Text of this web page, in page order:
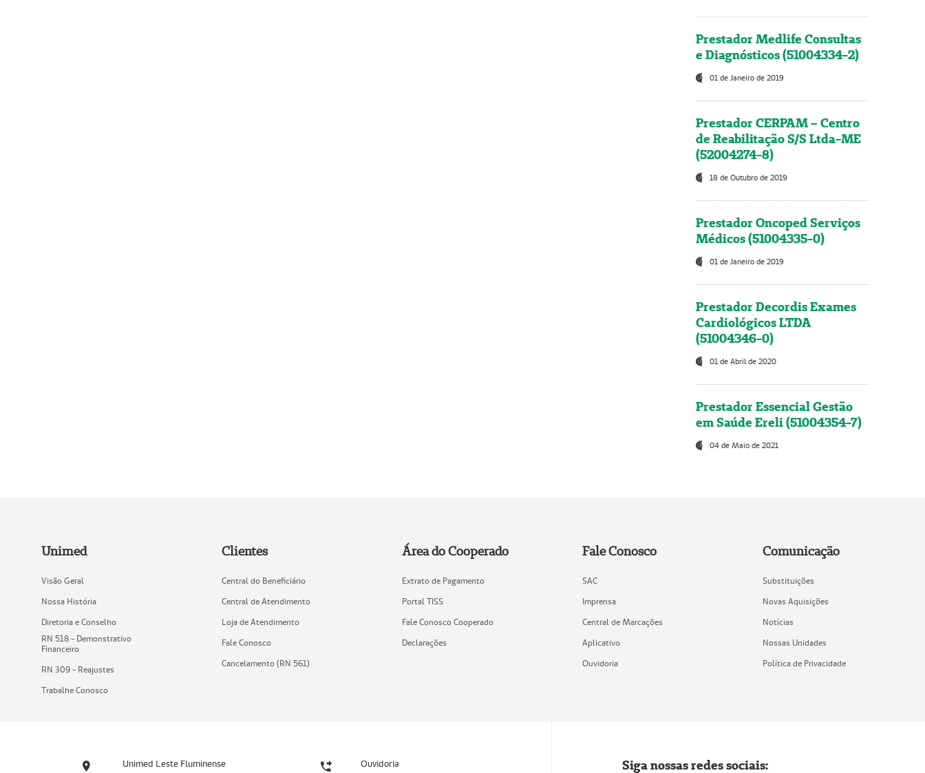
Prestador Medlife Consultas
e Diagnósticos (51004334-2)
01 de Janeiro de 2019
Prestador CERPAM – Centro
de Reabilitação S/S Ltda-ME
(52004274-8)
18 de Outubro de 2019
Prestador Oncoped Serviços
Médicos (51004335-0)
01 de Janeiro de 2019
Prestador Decordis Exames
Cardiológicos LTDA
(51004346-0)
01 de Abril de 2020
Prestador Essencial Gestão
em Saúde Ereli (51004354-7)
04 de Maio de 2021
Unimed
Visão Geral
Nossa História
Diretoria e Conselho
RN 518 - Demonstrativo
Financeiro
RN 309 - Reajustes
Trabalhe Conosco
Clientes
Central do Beneficiário
Central de Atendimento
Loja de Atendimento
Fale Conosco
Cancelamento (RN 561)
Área do Cooperado
Extrato de Pagamento
Portal TISS
Fale Conosco Cooperado
Declarações
Fale Conosco
SAC
Imprensa
Central de Marcações
Aplicativo
Ouvidoria
Comunicação
Substituições
Novas Aquisições
Notícias
Nossas Unidades
Política de Privacidade
Unimed Leste Fluminense Ouvidoria Siga nossas redes sociais: